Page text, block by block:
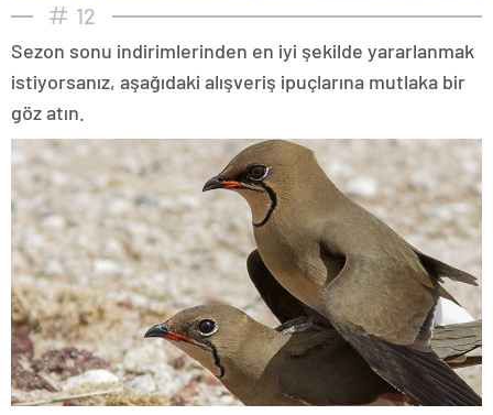
12
Sezon sonu indirimlerinden en iyi şekilde yararlanmak
istiyorsanız, aşağıdaki alışveriş ipuçlarına mutlaka bir
göz atın.